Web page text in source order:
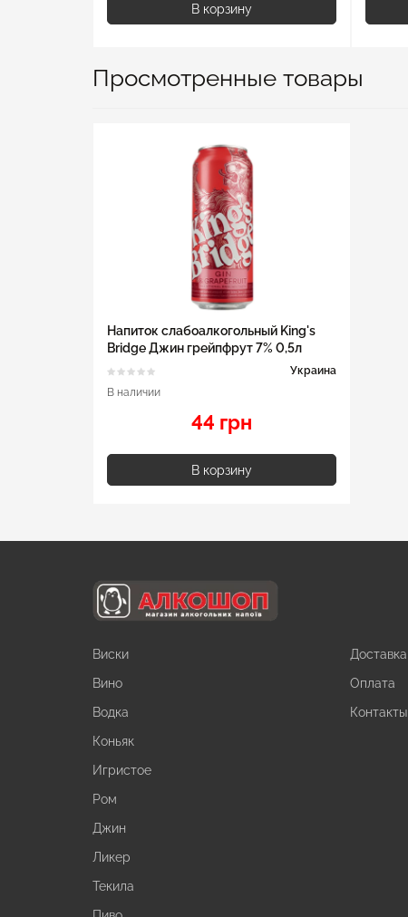
В корзину
Просмотренные товары
Напиток слабоалкогольный King's
Bridge Джин грейпфрут 7% 0,5л
Украина
В наличии
44 грн
В корзину
Виски
Вино
Водка
Коньяк
Игристое
Ром
Джин
Ликер
Текила
Доставка
Оплата
Контакты